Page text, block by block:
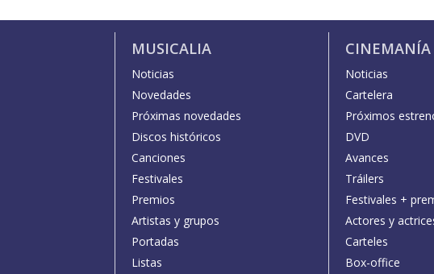
MUSICALIA
Noticias
Novedades
Próximas novedades
Discos históricos
Canciones
Festivales
Premios
Artistas y grupos
Portadas
Listas
CINEMANÍA
Noticias
Cartelera
Próximos
DVD
Avances
Tráilers
Festivales +
Actores y
Carteles
Box-office